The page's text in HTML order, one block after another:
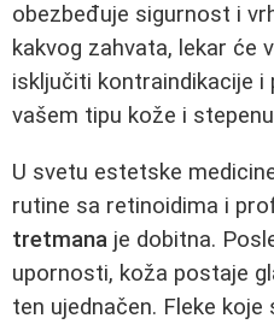
obezbeđuje sigurnost i
kakvog zahvata, lekar će
isključiti kontraindikacije i
vašem tipu kože i
U svetu estetske
rutine sa retinoidima i
tretmana je dobitna.
upornosti, koža postaje
ten ujednačen. Fleke